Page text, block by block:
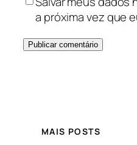
a próxima vez que
MAIS POSTS